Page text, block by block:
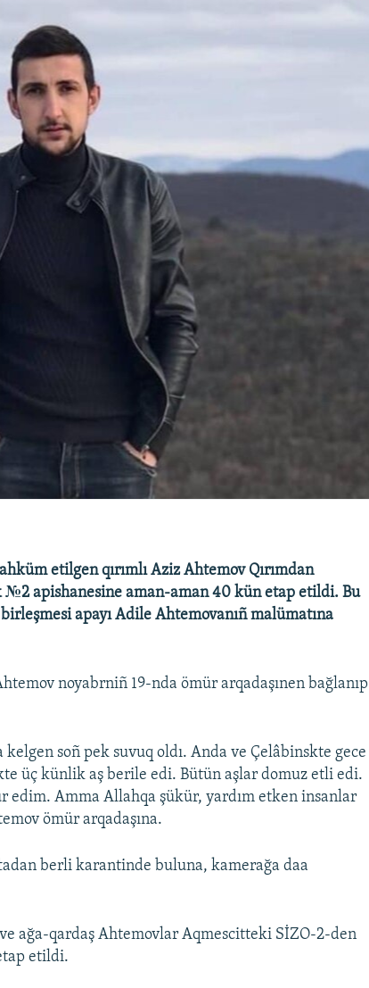
etilgen qırımlı Aziz Ahtemov Qırımdan
№2 apishanesine aman-aman 40 kün etap etildi. Bu
apayı Adile Ahtemovanıñ malümatına
noyabrniñ 19-nda ömür arqadaşınen bağlanıp
kelgen soñ pek suvuq oldı. Anda ve Çelâbinskte gece
üç künlik aş berile edi. Bütün aşlar domuz etli edi.
edim. Amma Allahqa şükür, yardım etken insanlar
ömür arqadaşına.
berli karantinde buluna, kamerağa daa
ağa-qardaş Ahtemovlar Aqmescitteki SİZO-2-den
etildi.